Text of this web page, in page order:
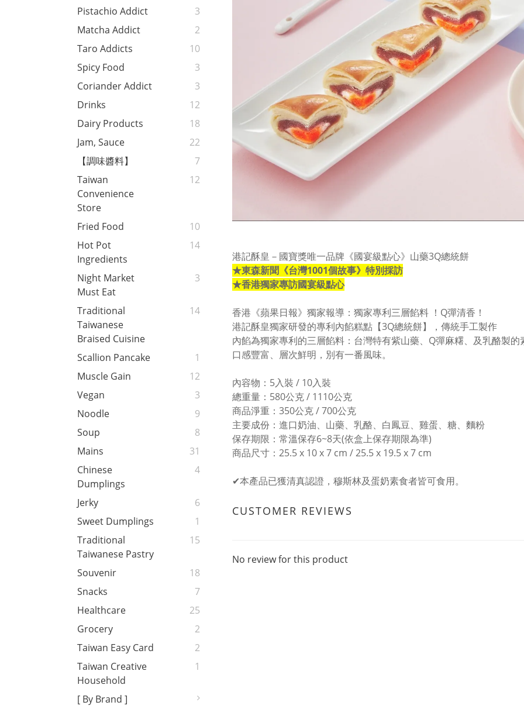
Pistachio Addict
3
Matcha Addict
2
Taro Addicts
10
Spicy Food
3
Coriander Addict
3
Drinks
12
Dairy Products
18
Jam, Sauce
22
【調味醬料】
7
Taiwan
Convenience
Store
12
Fried Food
10
Hot Pot
Ingredients
14
Night Market
Must Eat
3
Traditional
Taiwanese
Braised Cuisine
14
Scallion Pancake
1
Muscle Gain
12
Vegan
3
Noodle
9
Soup
8
Mains
31
Chinese
Dumplings
4
Jerky
6
Sweet Dumplings
1
Traditional
Taiwanese Pastry
15
Souvenir
18
Snacks
7
Healthcare
25
Grocery
2
Taiwan Easy Card
2
Taiwan Creative
Household
1
[ By Brand ]
港記酥皇－國寶獎唯一品牌《國宴級點心》山藥3Q總統餅
★東森新聞《台灣1001個故事》特別採訪
★香港獨家專訪國宴級點心
香港《蘋果日報》獨家報導：獨家專利三層餡料 ！Q彈清香！
港記酥皇獨家研發的專利內餡糕點【3Q總統餅】，傳統手工製作
內餡為獨家專利的三層餡料：台灣特有紫山藥、Q彈麻糬、及乳酪製的
口感豐富、層次鮮明，別有一番風味。
內容物：5入裝 / 10入裝
總重量：580公克 / 1110公克
商品淨重：350公克 / 700公克
主要成份：進口奶油、山藥、乳酪、白鳳豆、雞蛋、糖、麵粉
保存期限：常溫保存6~8天(依盒上保存期限為準)
商品尺寸：25.5 x 10 x 7 cm / 25.5 x 19.5 x 7 cm
✔本產品已獲清真認證，穆斯林及蛋奶素食者皆可食用。
CUSTOMER REVIEWS
No review for this product